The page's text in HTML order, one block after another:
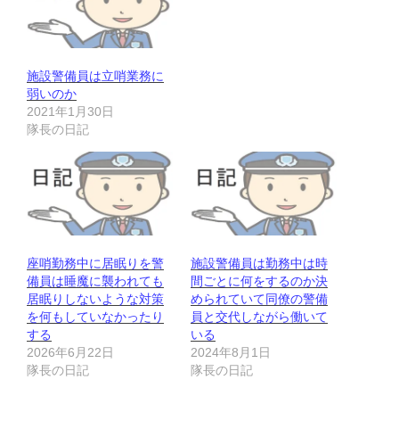
施設警備員は立哨業務に
弱いのか
2021年1月30日
隊長の日記
座哨勤務中に居眠りを警
備員は睡魔に襲われても
居眠りしないような対策
を何もしていなかったり
する
2026年6月22日
隊長の日記
施設警備員は勤務中は時
間ごとに何をするのか決
められていて同僚の警備
員と交代しながら働いて
いる
2024年8月1日
隊長の日記